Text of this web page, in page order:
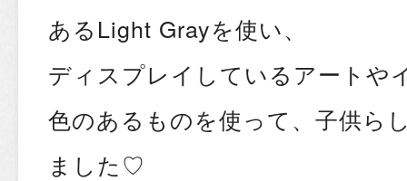
あるLight Grayを使い、
ディスプレイしているアートや
色のあるものを使って、子供ら
ました♡